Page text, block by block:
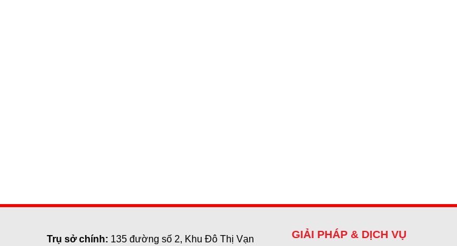
Trụ sở chính: 135 đường số 2, Khu Đô Thị Vạn
GIẢI PHÁP & DỊCH VỤ